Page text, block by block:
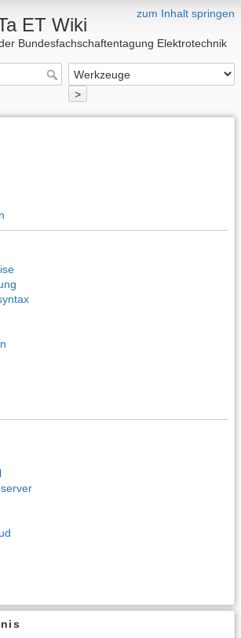
zum Inhalt springen
ET Wiki
Bundesfachschaftentagung Elektrotechnik
>